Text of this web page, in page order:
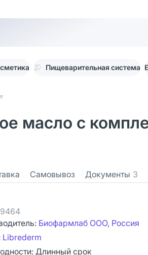
Пищеварительная система
масло с
Самовывоз Документы 3
Биофармлаб ООО, Россия
Librederm
Длинный срок